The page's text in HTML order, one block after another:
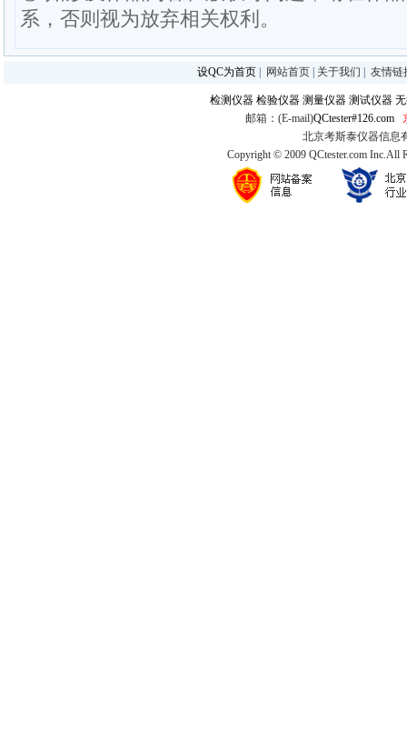
系，否则视为放弃相关权利。
设QC为首页 网站首页 关于我们 友情链
检测仪器 检验仪器 测量仪器 测试仪器
邮箱：(E-mail)QCtester#126.com
北京考斯泰仪器信息
Copyright © 2009 QCtester.com Inc.All